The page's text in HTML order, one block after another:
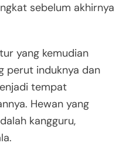
sebelum akhirnya
yang kemudian
perut induknya dan
tempat
Hewan yang
kangguru,